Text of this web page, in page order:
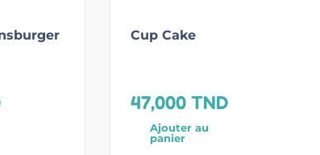
Cup Cake
47,000 TND
Ajouter au
panier